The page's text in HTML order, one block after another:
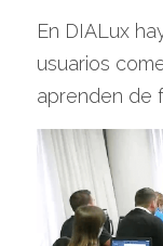
En DIALux
usuarios
aprenden de